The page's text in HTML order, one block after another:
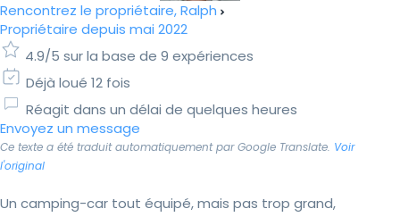
Rencontrez le propriétaire, Ralph
Propriétaire depuis mai 2022
4.9/5 sur la base de 9 expériences
Déjà loué 12 fois
Réagit dans un délai de quelques heures
Envoyez un message
Ce texte a été traduit automatiquement par Google Translate. Voir
l'original
Un camping-car tout équipé, mais pas trop grand,